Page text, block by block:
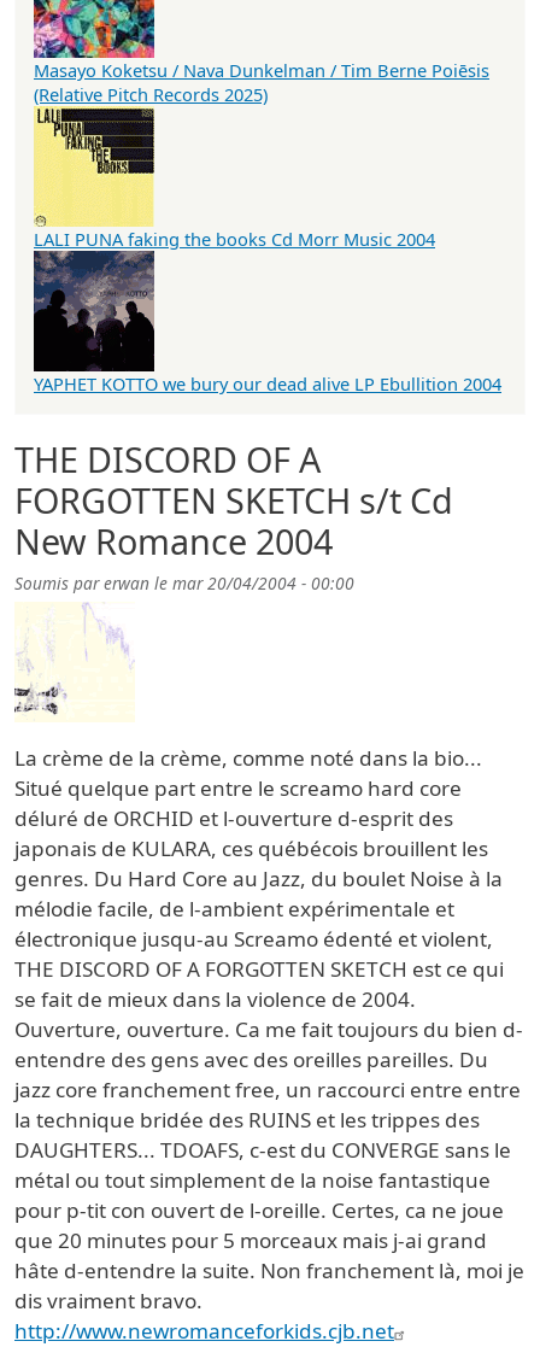
THE DISCORD OF A
FORGOTTEN SKETCH s/t Cd
New Romance 2004
Soumis parerwan le mar 20/04/2004 - 00:00
La crème de la crème, comme noté dans la bio...
Situé quelque part entre le screamo hard core
déluré de ORCHID et l-ouverture d-esprit des
japonais de KULARA, ces québécois brouillent les
genres. Du Hard Core au Jazz, du boulet Noise à la
mélodie facile, de l-ambient expérimentale et
électronique jusqu-au Screamo édenté et violent,
THE DISCORD OF A FORGOTTEN SKETCH est ce qui
se fait de mieux dans la violence de 2004.
Ouverture, ouverture. Ca me fait toujours du bien d-
entendre des gens avec des oreilles pareilles. Du
jazz core franchement free, un raccourci entre entre
la technique bridée des RUINS et les trippes des
DAUGHTERS... TDOAFS, c-est du CONVERGE sans le
métal ou tout simplement de la noise fantastique
pour p-tit con ouvert de l-oreille. Certes, ca ne joue
que 20 minutes pour 5 morceaux mais j-ai grand
hâte d-entendre la suite. Non franchement là, moi je
dis vraiment bravo.
http://www.newromanceforkids.cjb.net
Masayo Koketsu / Nava Dunkelman / Tim Berne Poiēsis
(Relative Pitch Records 2025)
LALI PUNA faking the books Cd Morr Music 2004
YAPHET KOTTO we bury our dead alive LP Ebullition 2004